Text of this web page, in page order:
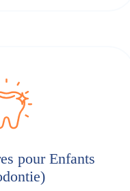
pour Enfants